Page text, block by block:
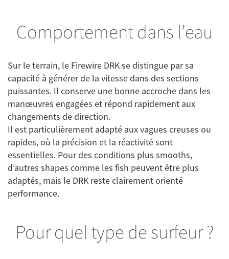
Comportement dans l’eau
Sur le terrain, le Firewire DRK se distingue par sa
capacité à générer de la vitesse dans des sections
puissantes. Il conserve une bonne accroche dans les
manœuvres engagées et répond rapidement aux
changements de direction.
Il est particulièrement adapté aux vagues creuses ou
rapides, où la précision et la réactivité sont
essentielles. Pour des conditions plus smooths,
d’autres shapes comme les fish peuvent être plus
adaptés, mais le DRK reste clairement orienté
performance.
Pour quel type de surfeur ?